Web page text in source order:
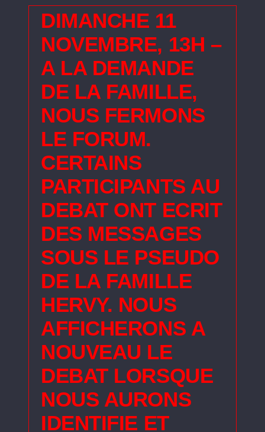
DIMANCHE 11
NOVEMBRE, 13H –
A LA DEMANDE
DE LA FAMILLE,
NOUS FERMONS
LE FORUM.
CERTAINS
PARTICIPANTS AU
DEBAT ONT ECRIT
DES MESSAGES
SOUS LE PSEUDO
DE LA FAMILLE
HERVY. NOUS
AFFICHERONS A
NOUVEAU LE
DEBAT LORSQUE
NOUS AURONS
IDENTIFIE ET